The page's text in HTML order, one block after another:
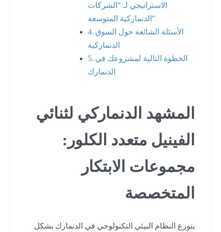
الاستراتيجي لـ "الشركات
الأسئلة الشائعة حول السوق
الدنماركية
الخطوة التالية لمشروعك في
الدنمارك
المشهد الدنماركي لثنائي
الفينيل متعدد الكلور:
مجموعات الابتكار
المتخصصة
يتوزع النظام البيئي التكنولوجي في الدنمارك بشكل